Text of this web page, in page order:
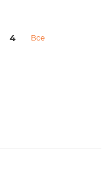
4 Все